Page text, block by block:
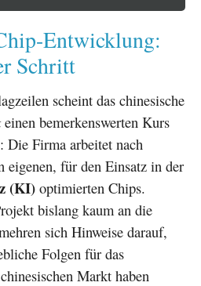
Entwicklung:
Schritt
scheint das chinesische
einen bemerkenswerten Kurs
Die Firma arbeitet nach
eigenen, für den Einsatz in der
(KI) optimierten Chips.
bislang kaum an die
sich Hinweise darauf,
Folgen für das
Markt haben